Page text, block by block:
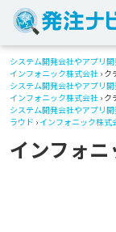
システム開発会社やアプリ
インフォニック株式会社 › ク
システム開発会社やアプリ
インフォニック株式会社 › ク
システム開発会社やアプリ
ラウド › インフォニック株式
インフォ